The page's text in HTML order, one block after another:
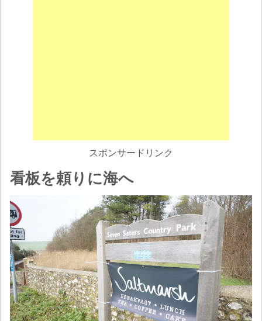
スポンサードリンク
看板を頼りに海へ